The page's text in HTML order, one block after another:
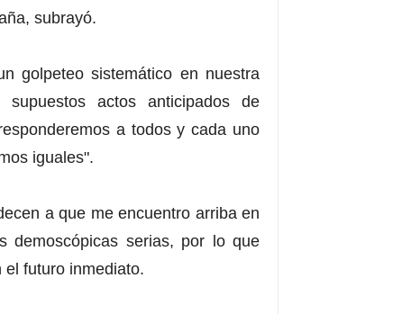
subrayó.
golpeteo sistemático en nuestra
actos anticipados de
a todos y cada uno
iguales".
a que me encuentro arriba en
demoscópicas serias, por lo que
futuro inmediato.